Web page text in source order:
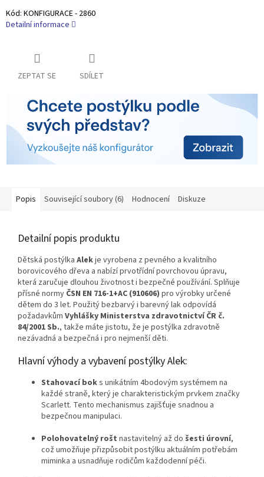
Kód: KONFIGURACE - 2860
Detailní informace
ZEPTAT SE SDÍLET
Popis Související soubory (6) Hodnocení Diskuze
Detailní popis produktu
Dětská postýlka Alekje vyrobena z pevného a kvalitního
borovicového dřeva a nabízí prvotřídní povrchovou úpravu,
která zaručuje dlouhou životnost i bezpečné používání. Splňuje
přísné normy ČSN EN 716-1+AC (910606) pro výrobky určené
dětem do 3 let. Použitý bezbarvý i barevný lak odpovídá
požadavkům Vyhlášky Ministerstva zdravotnictví ČR č.
84/2001 Sb., takže máte jistotu, že je postýlka zdravotně
nezávadná a bezpečná i pro nejmenší děti.
Hlavní výhody a vybavení postýlky Alek:
Stahovací boks unikátním 4bodovým systémem na
každé straně, který je charakteristickým prvkem značky
Scarlett. Tento mechanismus zajišťuje snadnou a
bezpečnou manipulaci.
Polohovatelný rošt nastavitelný až do šesti úrovní,
což umožňuje přizpůsobit postýlku aktuálním potřebám
miminka a usnadňuje rodičům každodenní péči.